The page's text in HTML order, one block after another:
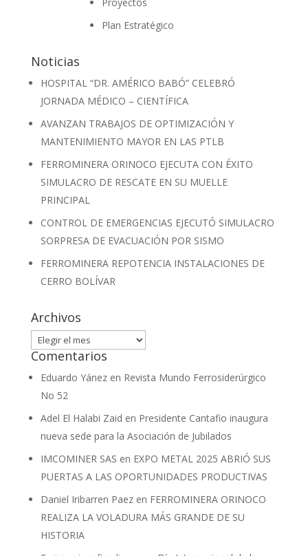
Plan Estratégico
Noticias
HOSPITAL “DR. AMÉRICO BABÓ” CELEBRÓ
JORNADA MÉDICO – CIENTÍFICA
AVANZAN TRABAJOS DE OPTIMIZACIÓN Y
MANTENIMIENTO MAYOR EN LAS PTLB
FERROMINERA ORINOCO EJECUTA CON ÉXITO
SIMULACRO DE RESCATE EN SU MUELLE
PRINCIPAL
CONTROL DE EMERGENCIAS EJECUTÓ SIMULACRO
SORPRESA DE EVACUACIÓN POR SISMO
FERROMINERA REPOTENCIA INSTALACIONES DE
CERRO BOLÍVAR
Archivos
Archivos
Comentarios
Eduardo Yánezen Revista Mundo Ferrosiderúrgico
No 52
Adel El Halabi Zaid en Presidente Cantafio inaugura
nueva sede para la Asociación de Jubilados
IMCOMINER SAS en EXPO METAL 2025 ABRIÓ SUS
PUERTAS A LAS OPORTUNIDADES PRODUCTIVAS
Daniel Iribarren Paezen FERROMINERA ORINOCO
REALIZA LA VOLADURA MÁS GRANDE DE SU
HISTORIA